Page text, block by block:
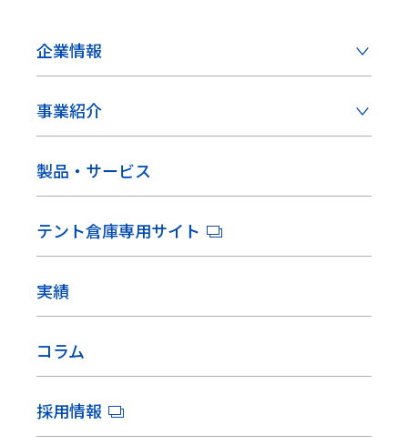
企業情報
事業紹介
製品・サービス
テント倉庫専用サイト
実績
コラム
採用情報